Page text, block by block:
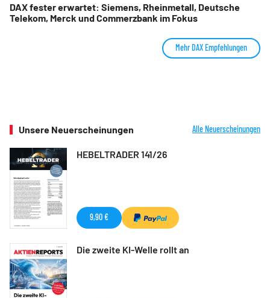
DAX fester erwartet: Siemens, Rheinmetall, Deutsche
Telekom, Merck und Commerzbank im Fokus
Mehr DAX Empfehlungen
Unsere Neuerscheinungen Alle Neuerscheinungen
HEBELTRADER 141/26
9,90 €
Die zweite KI-Welle rollt an